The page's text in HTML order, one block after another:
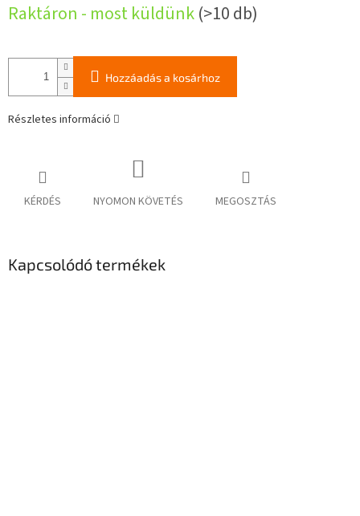
Raktáron - most küldünk(>10 db)
Hozzáadás a kosárhoz
Részletes információ
KÉRDÉS NYOMON KÖVETÉS MEGOSZTÁS
Kapcsolódó termékek